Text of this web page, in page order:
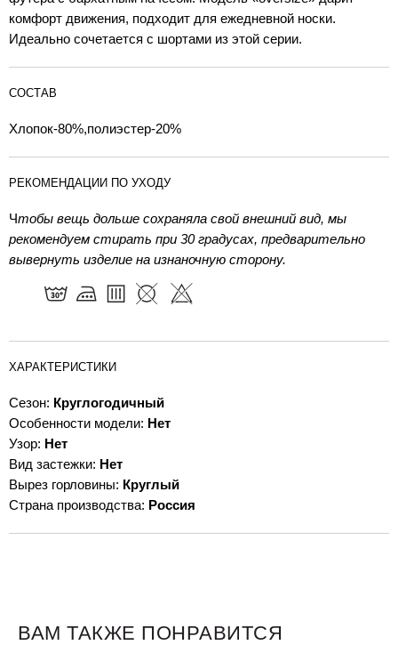
комфорт движения, подходит для ежедневной носки.
Идеально сочетается с шортами из этой серии.
СОСТАВ
Хлопок-80%,полиэстер-20%
РЕКОМЕНДАЦИИ ПО УХОДУ
Чтобы вещь дольше сохраняла свой внешний вид, мы
рекомендуем стирать при 30 градусах, предварительно
вывернуть изделие на изнаночную сторону.
ХАРАКТЕРИСТИКИ
Сезон: Круглогодичный
Особенности модели: Нет
Узор: Нет
Вид застежки: Нет
Вырез горловины: Круглый
Страна производства: Россия
ВАМ ТАКЖЕ ПОНРАВИТСЯ